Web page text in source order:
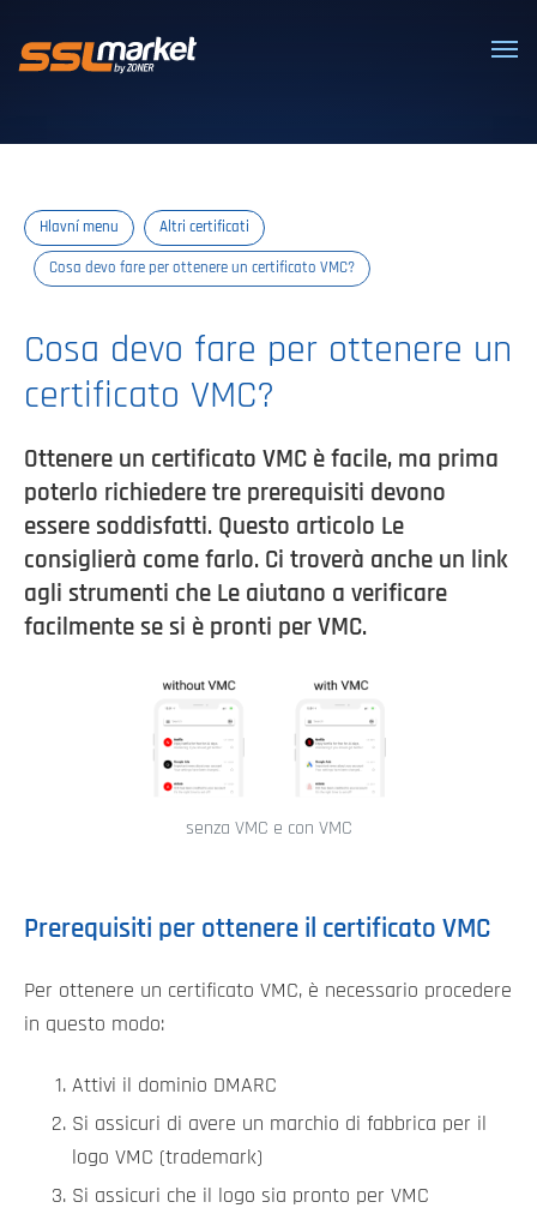
Hlavní menu Altri certificati
Cosa devo fare per ottenere un certificato VMC?
Cosa devo fare per ottenere un
certificato VMC?
Ottenere un certificato VMC è facile, ma prima
poterlo richiedere tre prerequisiti devono
essere soddisfatti. Questo articolo Le
consiglierà come farlo. Ci troverà anche un link
agli strumenti che Le aiutano a verificare
facilmente se si è pronti per VMC.
senza VMC e con VMC
Prerequisiti per ottenere il certificato VMC
Per ottenere un certificato VMC, è necessario procedere
in questo modo:
Attivi il dominio DMARC
Si assicuri di avere un marchio di fabbrica per il
logo VMC (trademark)
Si assicuri che il logo sia pronto per VMC